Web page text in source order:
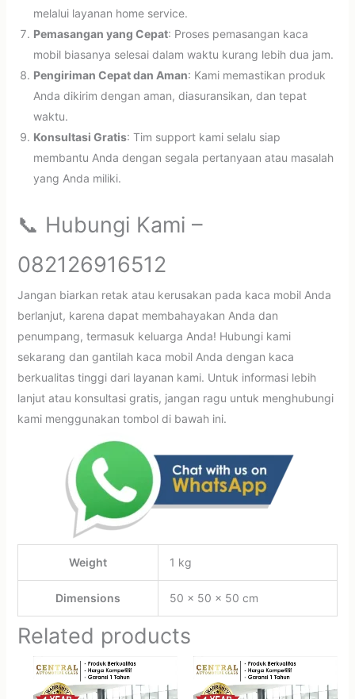
melalui layanan home service.
Pemasangan yang Cepat: Proses pemasangan kaca
mobil biasanya selesai dalam waktu kurang lebih dua jam.
Pengiriman Cepat dan Aman: Kami memastikan produk
Anda dikirim dengan aman, diasuransikan, dan tepat
waktu.
Konsultasi Gratis: Tim support kami selalu siap
membantu Anda dengan segala pertanyaan atau masalah
yang Anda miliki.
📞 Hubungi Kami –
082126916512
Jangan biarkan retak atau kerusakan pada kaca mobil Anda
berlanjut, karena dapat membahayakan Anda dan
penumpang, termasuk keluarga Anda! Hubungi kami
sekarang dan gantilah kaca mobil Anda dengan kaca
berkualitas tinggi dari layanan kami. Untuk informasi lebih
lanjut atau konsultasi gratis, jangan ragu untuk menghubungi
kami menggunakan tombol di bawah ini.
Weight 1 kg
Dimensions 50 × 50 × 50 cm
Related products